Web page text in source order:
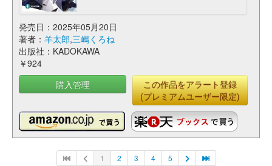
発売日：2025年05月20日
著者： 羊太郎,三嶋くろね
出版社：KADOKAWA
￥924
購入管理
この作品をアラート登録
(プレミアムユーザー限定)
1 2 3 4 5